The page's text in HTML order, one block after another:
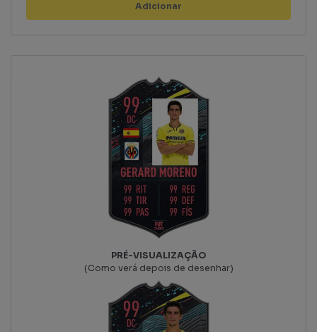
Adicionar
PRÉ-VISUALIZAÇÃO
(Como verá depois de desenhar)